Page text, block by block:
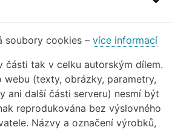
soubory cookies – více informací
části tak v celku autorským dílem.
webu (texty, obrázky, parametry,
ani další části serveru) nesmí být
reprodukována bez výslovného
Názvy a označení výrobků,